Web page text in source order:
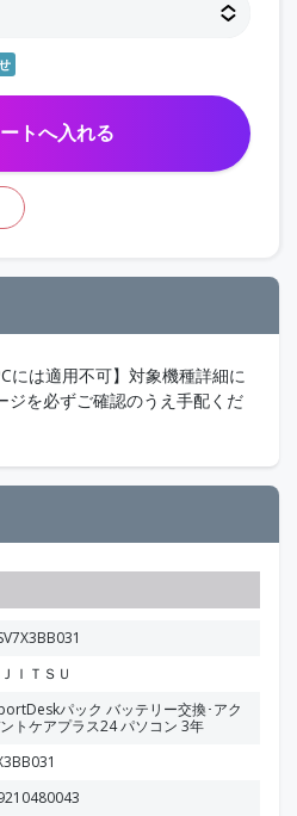
トへ入れる
には適用不可】対象機種詳細に
ジを必ずご確認のうえ手配くだ
ＩＴＳＵ
パック バッテリー交換･アク
トケアプラス24 パソコン 3年